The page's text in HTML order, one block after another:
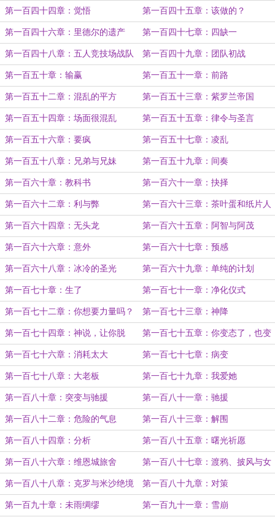
第一百四十四章：觉悟 第一百四十五章：该做的？
第一百四十六章：里德尔的遗产 第一百四十七章：四缺一
第一百四十八章：五人竞技场战队 第一百四十九章：团队初战
第一百五十章：输赢 第一百五十一章：前路
第一百五十二章：混乱的平方 第一百五十三章：紫罗兰帝国
第一百五十四章：场面很混乱 第一百五十五章：律令与圣言
第一百五十六章：要疯 第一百五十七章：凌乱
第一百五十八章：兄弟与兄妹 第一百五十九章：间奏
第一百六十章：教科书 第一百六十一章：抉择
第一百六十二章：利与弊 第一百六十三章：茶叶蛋和纸片人
老婆
第一百六十四章：无头龙 第一百六十五章：阿智与阿茂
第一百六十六章：意外 第一百六十七章：预感
第一百六十八章：冰冷的圣光 第一百六十九章：单纯的计划
第一百七十章：生了 第一百七十一章：净化仪式
第一百七十二章：你想要力量吗？ 第一百七十三章：神降
第一百七十四章：神说，让你脱 第一百七十五章：你变态了，也变
强了
第一百七十六章：消耗太大 第一百七十七章：病变
第一百七十八章：大老板 第一百七十九章：我爱她
第一百八十章：突变与驰援 第一百八十一章：驰援
第一百八十二章：危险的气息 第一百八十三章：解围
第一百八十四章：分析 第一百八十五章：曙光祈愿
第一百八十六章：维恩城旅舍 第一百八十七章：渡鸦、披风与女
武神
第一百八十八章：克罗与米沙绝境 第一百八十九章：对策
第一百九十章：未雨绸缪 第一百九十一章：雪崩